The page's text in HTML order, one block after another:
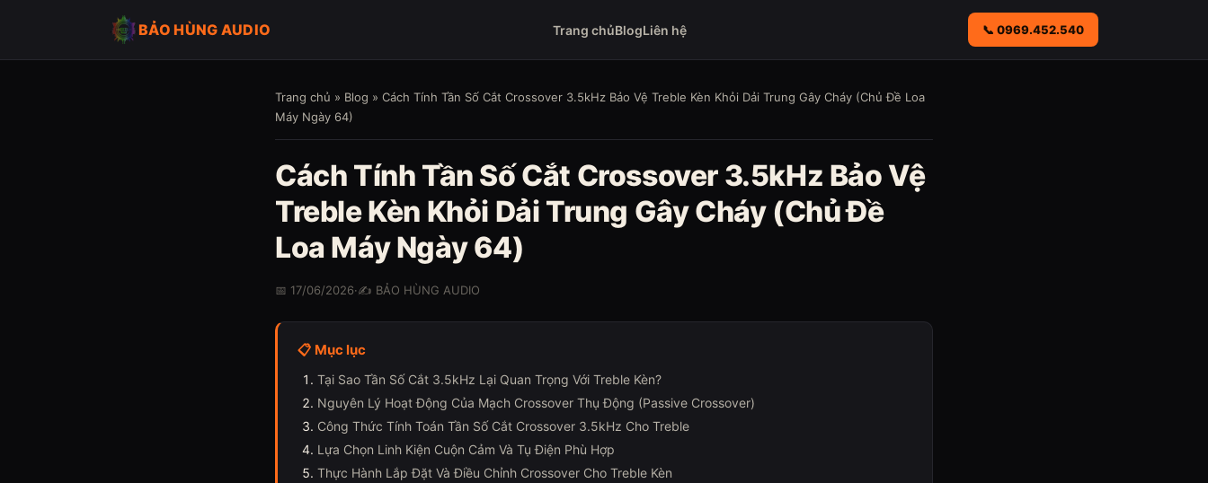
BẢO HÙNG AUDIO Trang chủBlogLiên hệ 📞 0969.452.540
Trang chủ » Blog » Cách Tính Tần Số Cắt Crossover 3.5kHz Bảo Vệ Treble Kèn Khỏi Dải Trung Gây Cháy (Chủ Đề Loa
Máy Ngày 64)
Cách Tính Tần Số Cắt Crossover 3.5kHz Bảo Vệ
Treble Kèn Khỏi Dải Trung Gây Cháy (Chủ Đề
Loa Máy Ngày 64)
📅 17/06/2026·✍️ BẢO HÙNG AUDIO
📋 Mục lục
Tại Sao Tần Số Cắt 3.5kHz Lại Quan Trọng Với Treble Kèn?
Nguyên Lý Hoạt Động Của Mạch Crossover Thụ Động (Passive Crossover)
Công Thức Tính Toán Tần Số Cắt Crossover 3.5kHz Cho Treble
Lựa Chọn Linh Kiện Cuộn Cảm Và Tụ Điện Phù Hợp
Thực Hành Lắp Đặt Và Điều Chỉnh Crossover Cho Treble Kèn